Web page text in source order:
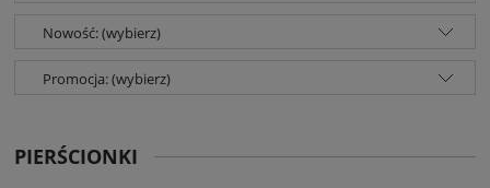
Nowość: (wybierz)
Promocja: (wybierz)
PIERŚCIONKI